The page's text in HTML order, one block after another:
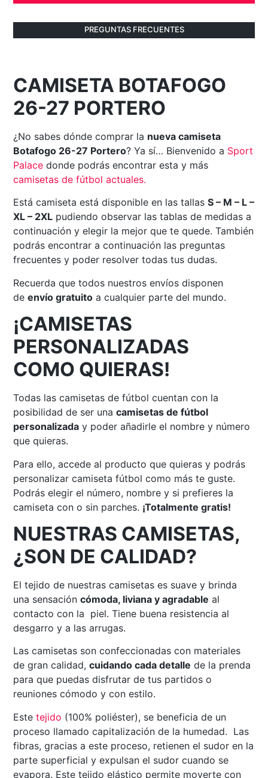
PREGUNTAS FRECUENTES
CAMISETA BOTAFOGO
26-27 PORTERO
¿No sabes dónde comprar la nueva camiseta
Botafogo 26-27 Portero? Ya sí… Bienvenido a Sport
Palace donde podrás encontrar esta y más
camisetas de fútbol actuales.
Está camiseta está disponible en las tallasS – M – L –
XL – 2XL pudiendo observar las tablas de medidas a
continuación y elegir la mejor que te quede. También
podrás encontrar a continuación las preguntas
frecuentes y poder resolver todas tus dudas.
Recuerda que todos nuestros envíos disponen
deenvío gratuito a cualquier parte del mundo.
¡CAMISETAS
PERSONALIZADAS
COMO QUIERAS!
Todas las camisetas de fútbol cuentan con la
posibilidad de ser unacamisetas de fútbol
personalizada y poder añadirle el nombre y número
que quieras.
Para ello, accede al producto que quieras y podrás
personalizar camiseta fútbol como más te guste.
Podrás elegir el número, nombre y si prefieres la
camiseta con o sin parches. ¡Totalmente gratis!
NUESTRAS CAMISETAS,
¿SON DE CALIDAD?
El tejido de nuestras camisetas es suave y brinda
una sensacióncómoda, liviana y agradable al
contacto con la piel. Tiene buena resistencia al
desgarro y a las arrugas.
Las camisetas son confeccionadas con materiales
de gran calidad,cuidando cada detalle de la prenda
para que puedas disfrutar de tus partidos o
reuniones cómodo y con estilo.
Estetejido (100% poliéster), se beneficia de un
proceso llamado capitalización de la humedad. Las
fibras, gracias a este proceso, retienen el sudor en la
parte superficial y expulsan el sudor cuando se
evapora. Este tejido elástico permite moverte con